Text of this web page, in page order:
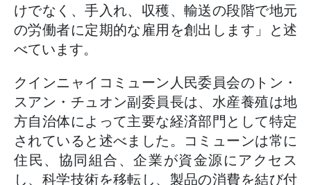
けでなく、手入れ、収穫、輸送の段階で地元
の労働者に定期的な雇用を創出します」と述
べています。
クインニャイコミューン人民委員会のトン・
スアン・チュオン副委員長は、水産養殖は地
方自治体によって主要な経済部門として特定
されていると述べました。コミューンは常に
住民、協同組合、企業が資金源にアクセス
し、科学技術を移転し、製品の消費を結び付